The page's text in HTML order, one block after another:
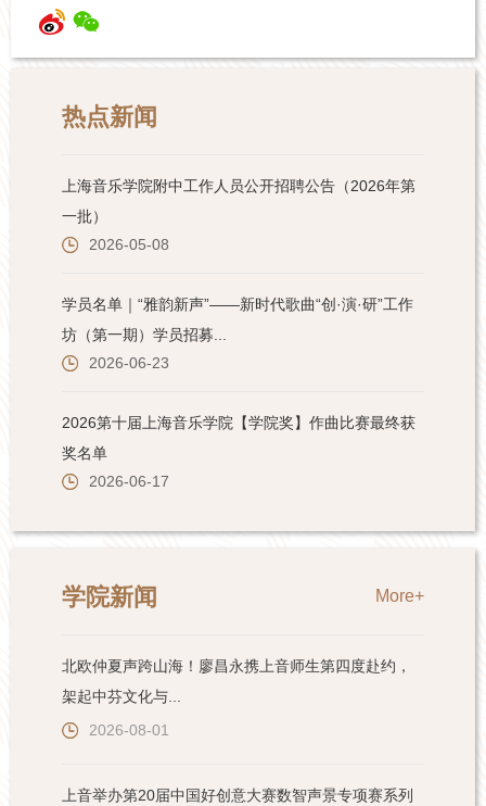
热点新闻
学院新闻 More+
北欧仲夏声跨山海！廖昌永携上音师生第四度赴约，
架起中芬文化与...
2026-08-01
上音举办第20届中国好创意大赛数智声景专项赛系列